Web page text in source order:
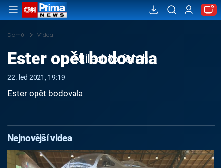
Domů Videa
Failed to fetch
Ester opět bodovala
22. led 2021, 19:19
Ester opět bodovala
Nejnovější videa